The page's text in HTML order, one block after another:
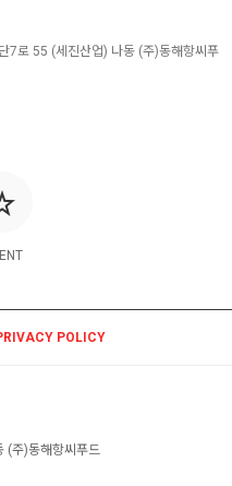
7로 55 (세진산업) 나동 (주)동해항씨푸
POLICY
(주)동해항씨푸드